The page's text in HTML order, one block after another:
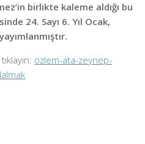
birlikte kaleme aldığı bu
24. Sayı 6. Yıl Ocak,
ozlem-ata-zeynep-